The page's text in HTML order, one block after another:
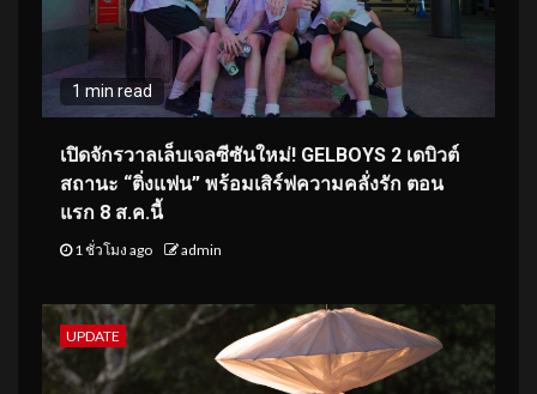
1 min read
เปิดจักรวาลเล็บเจลซีซันใหม่! GELBOYS 2 เดบิวต์
สถานะ “ติ่งแฟน” พร้อมเสิร์ฟความคลั่งรัก ตอน
แรก 8 ส.ค.นี้
1 ชั่วโมง ago admin
UPDATE